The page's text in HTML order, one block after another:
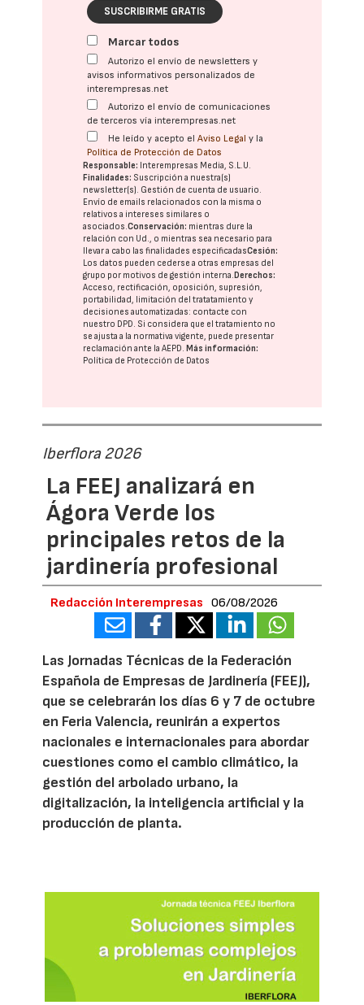
SUSCRIBIRME GRATIS
Marcar todos
Autorizo el envío de newsletters y
avisos informativos personalizados de
interempresas.net
Autorizo el envío de comunicaciones
de terceros vía interempresas.net
He leído y acepto elAviso Legal y la
Política de Protección de Datos
Responsable: Interempresas Media, S.L.U.
Finalidades: Suscripción a nuestra(s)
newsletter(s). Gestión de cuenta de usuario.
Envío de emails relacionados con la misma o
relativos a intereses similares o
asociados.Conservación: mientras dure la
relación con Ud., o mientras sea necesario para
llevar a cabo las finalidades especificadasCesión:
Los datos pueden cederse a otras empresas del
grupo por motivos de gestión interna.Derechos:
Acceso, rectificación, oposición, supresión,
portabilidad, limitación del tratatamiento y
decisiones automatizadas: contacte con
nuestro DPD. Si considera que el tratamiento no
se ajusta a la normativa vigente, puede presentar
reclamación ante laAEPD.Más información:
Política de Protección de Datos
Iberflora 2026
La FEEJ analizará en
Ágora Verde los
principales retos de la
jardinería profesional
Redacción Interempresas 06/08/2026
Las Jornadas Técnicas de la Federación
Española de Empresas de Jardinería (FEEJ),
que se celebrarán los días 6 y 7 de octubre
en Feria Valencia, reunirán a expertos
nacionales e internacionales para abordar
cuestiones como el cambio climático, la
gestión del arbolado urbano, la
digitalización, la inteligencia artificial y la
producción de planta.